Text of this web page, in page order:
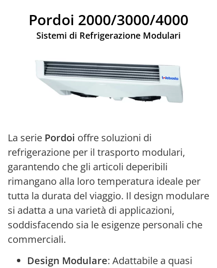
Pordoi 2000/3000/4000
Sistemi di Refrigerazione Modulari
La serie Pordoi offre soluzioni di
refrigerazione per il trasporto modulari,
garantendo che gli articoli deperibili
rimangano alla loro temperatura ideale per
tutta la durata del viaggio. Il design modulare
si adatta a una varietà di applicazioni,
soddisfacendo sia le esigenze personali che
commerciali.
Design Modulare: Adattabile a quasi